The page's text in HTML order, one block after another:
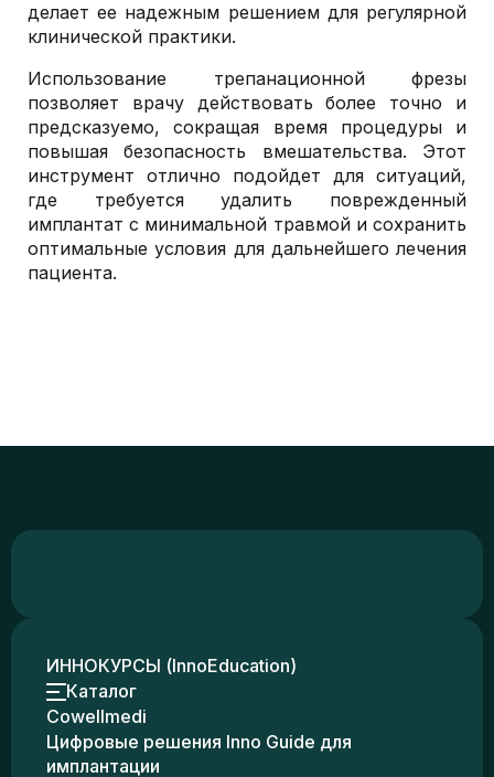
делает ее надежным решением для регулярной
клинической практики.
Использование трепанационной фрезы
позволяет врачу действовать более точно и
предсказуемо, сокращая время процедуры и
повышая безопасность вмешательства. Этот
инструмент отлично подойдет для ситуаций,
где требуется удалить поврежденный
имплантат с минимальной травмой и сохранить
оптимальные условия для дальнейшего лечения
пациента.
ИННОКУРСЫ (InnoEducation)
Каталог
Cowellmedi
Цифровые решения Inno Guide для
имплантации